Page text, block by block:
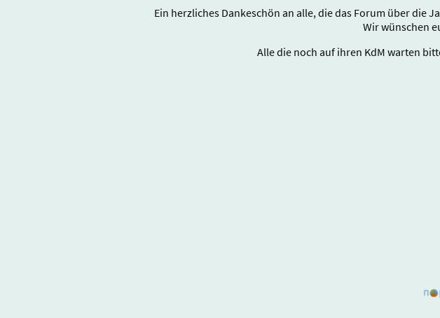
Ein herzliches Dankeschön an alle, die das Forum über die
Wir wünschen
Alle die noch auf ihren KdM warten